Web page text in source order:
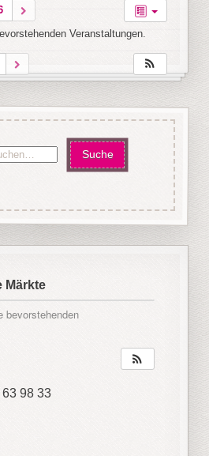
Veranstaltungen.
Märkte
bevorstehenden
98 33